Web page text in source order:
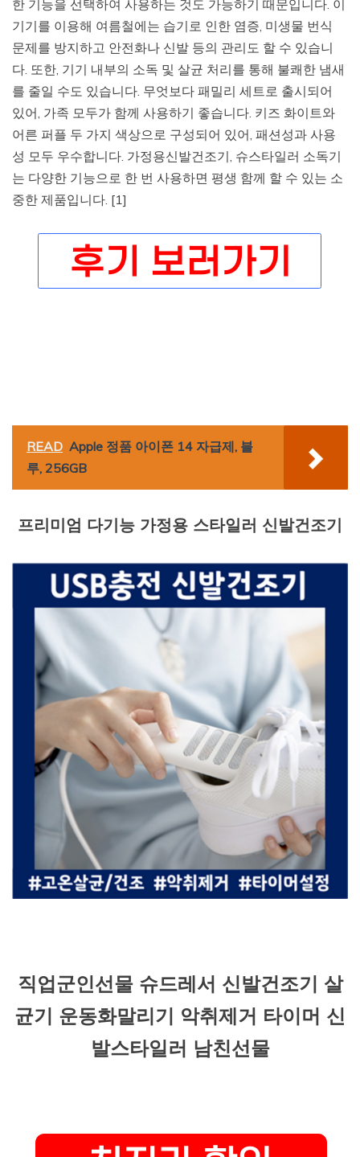
한 기능을 선택하여 사용하는 것도 가능하기 때문입니다. 이
기기를 이용해 여름철에는 습기로 인한 염증, 미생물 번식
문제를 방지하고 안전화나 신발 등의 관리도 할 수 있습니
다. 또한, 기기 내부의 소독 및 살균 처리를 통해 불쾌한 냄새
를 줄일 수도 있습니다. 무엇보다 패밀리 세트로 출시되어
있어, 가족 모두가 함께 사용하기 좋습니다. 키즈 화이트와
어른 퍼플 두 가지 색상으로 구성되어 있어, 패션성과 사용
성 모두 우수합니다. 가정용신발건조기, 슈스타일러 소독기
는 다양한 기능으로 한 번 사용하면 평생 함께 할 수 있는 소
중한 제품입니다. [1]
READ Apple 정품 아이폰 14 자급제, 블
루, 256GB
프리미엄 다기능 가정용 스타일러 신발건조기
직업군인선물 슈드레서 신발건조기 살
균기 운동화말리기 악취제거 타이머 신
발스타일러 남친선물